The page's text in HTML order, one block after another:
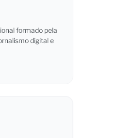
formado pela
digital e